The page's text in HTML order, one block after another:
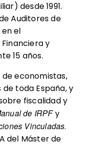
desde 1991.
Auditores de
el
y
15 años.
economistas,
toda España, y
fiscalidad y
de IRPFy
Vinculadas.
del Máster de